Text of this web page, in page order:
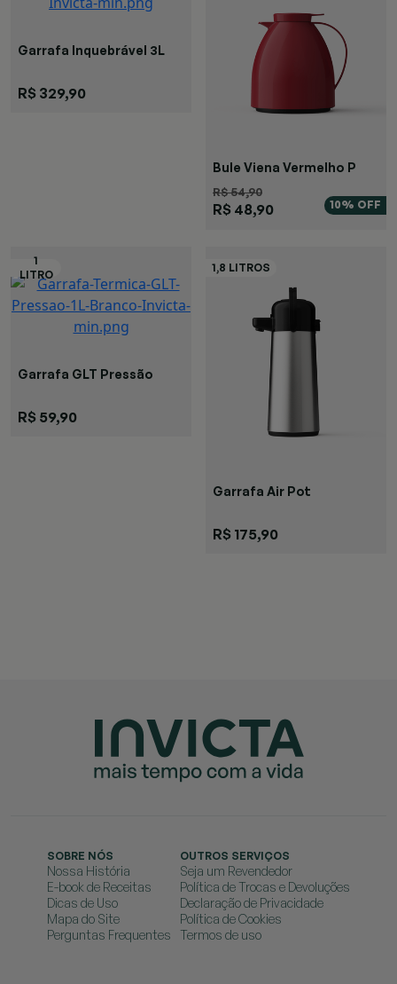
Garrafa Inquebrável 3L
R$ 329,90
Bule Viena Vermelho P
R$ 54,90
R$ 48,90 10% OFF
Garrafa GLT Pressão
R$ 59,90
Garrafa Air Pot
R$ 175,90
SOBRE NÓS
Nossa História
E-book de Receitas
Dicas de Uso
Mapa do Site
Perguntas Frequentes
OUTROS SERVIÇOS
Seja um Revendedor
Política de Trocas e Devoluções
Declaração de Privacidade
Política de Cookies
Termos de uso